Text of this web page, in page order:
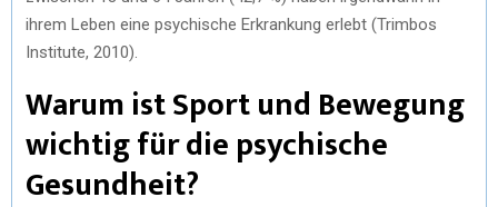
ihrem Leben eine psychische Erkrankung erlebt (Trimbos
Institute, 2010).
Warum ist Sport und Bewegung
wichtig für die psychische
Gesundheit?